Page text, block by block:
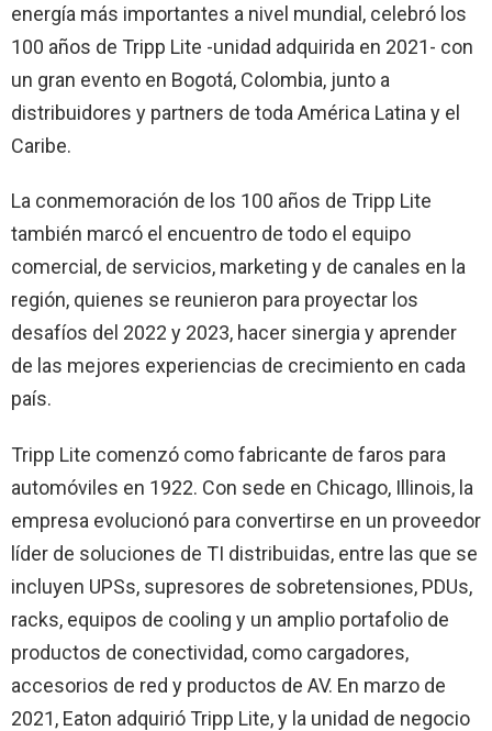
energía más importantes a nivel mundial, celebró los
100 años de Tripp Lite -unidad adquirida en 2021- con
un gran evento en Bogotá, Colombia, junto a
distribuidores y partners de toda América Latina y el
Caribe.
La conmemoración de los 100 años de Tripp Lite
también marcó el encuentro de todo el equipo
comercial, de servicios, marketing y de canales en la
región, quienes se reunieron para proyectar los
desafíos del 2022 y 2023, hacer sinergia y aprender
de las mejores experiencias de crecimiento en cada
país.
Tripp Lite comenzó como fabricante de faros para
automóviles en 1922. Con sede en Chicago, Illinois, la
empresa evolucionó para convertirse en un proveedor
líder de soluciones de TI distribuidas, entre las que se
incluyen UPSs, supresores de sobretensiones, PDUs,
racks, equipos de cooling y un amplio portafolio de
productos de conectividad, como cargadores,
accesorios de red y productos de AV. En marzo de
2021, Eaton adquirió Tripp Lite, y la unidad de negocio